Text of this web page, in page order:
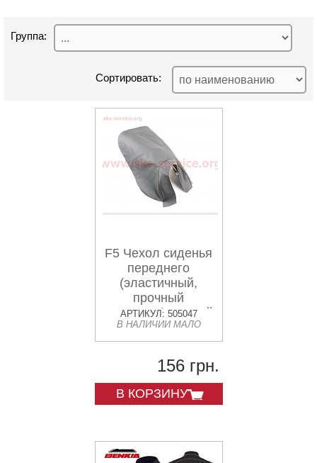
Группа:
Сортировать:
F5 Чехол сиденья
переднего
(эластичный,
прочный
материал) черный
АРТИКУЛ: 505047
В НАЛИЧИИ МАЛО
156 грн.
В КОРЗИНУ